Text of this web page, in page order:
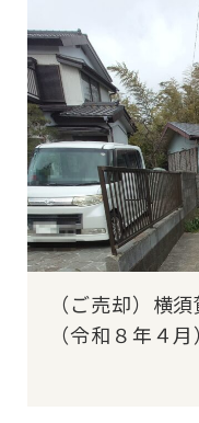
（ご売却）横
（令和８